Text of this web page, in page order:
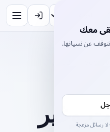
وغير
معك
عن نسيانها.
لا رسائل مزعجة